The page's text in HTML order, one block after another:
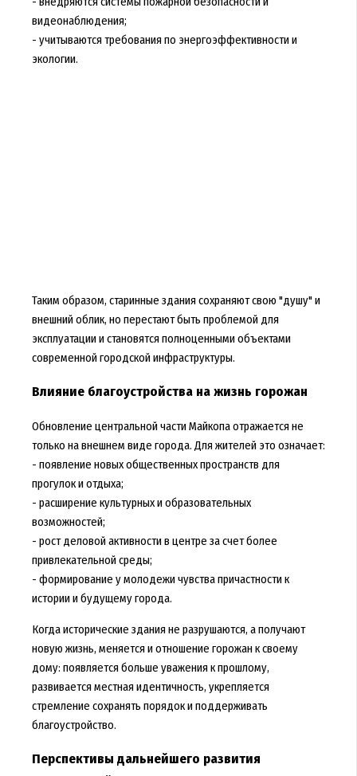
видеонаблюдения;
- учитываются требования по энергоэффективности и
экологии.
Таким образом, старинные здания сохраняют свою "душу" и
внешний облик, но перестают быть проблемой для
эксплуатации и становятся полноценными объектами
современной городской инфраструктуры.
Влияние благоустройства на жизнь горожан
Обновление центральной части Майкопа отражается не
только на внешнем виде города. Для жителей это означает:
- появление новых общественных пространств для
прогулок и отдыха;
- расширение культурных и образовательных
возможностей;
- рост деловой активности в центре за счет более
привлекательной среды;
- формирование у молодежи чувства причастности к
истории и будущему города.
Когда исторические здания не разрушаются, а получают
новую жизнь, меняется и отношение горожан к своему
дому: появляется больше уважения к прошлому,
развивается местная идентичность, укрепляется
стремление сохранять порядок и поддерживать
благоустройство.
Перспективы дальнейшего развития